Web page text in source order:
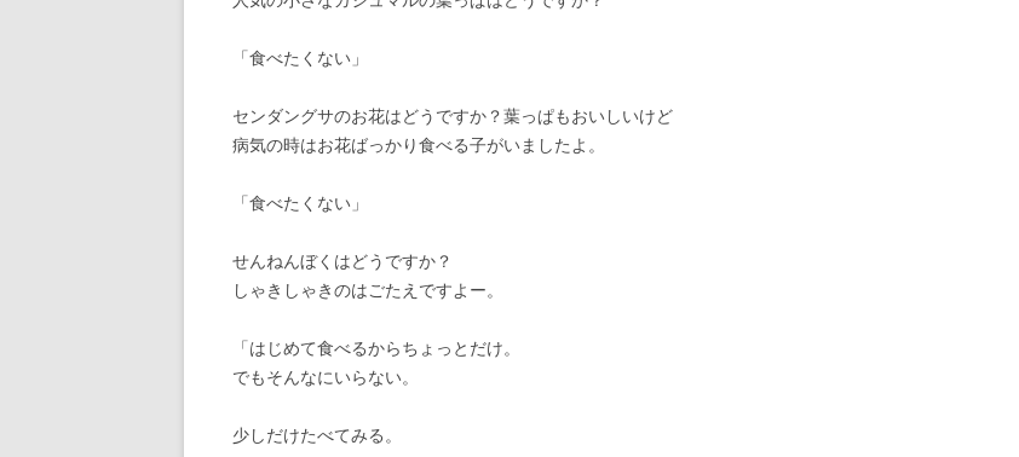
「食べたくない」
センダングサのお花はどうですか？葉っぱもおいしいけど
病気の時はお花ばっかり食べる子がいましたよ。
「食べたくない」
せんねんぼくはどうですか？
しゃきしゃきのはごたえですよー。
「はじめて食べるからちょっとだけ。
でもそんなにいらない。
少しだけたべてみる。